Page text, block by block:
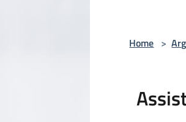
Home >